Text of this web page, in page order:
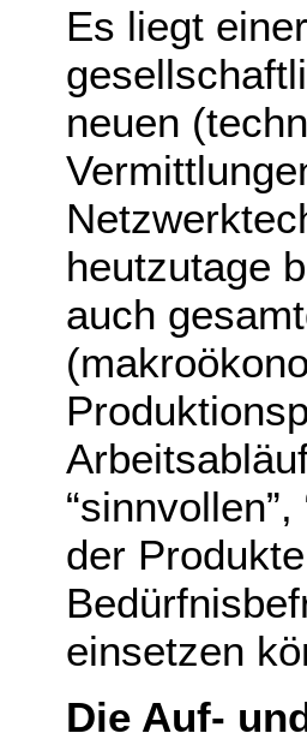
Es liegt
neuen
heutzutage
auch
der
einsetzen
Die Auf-